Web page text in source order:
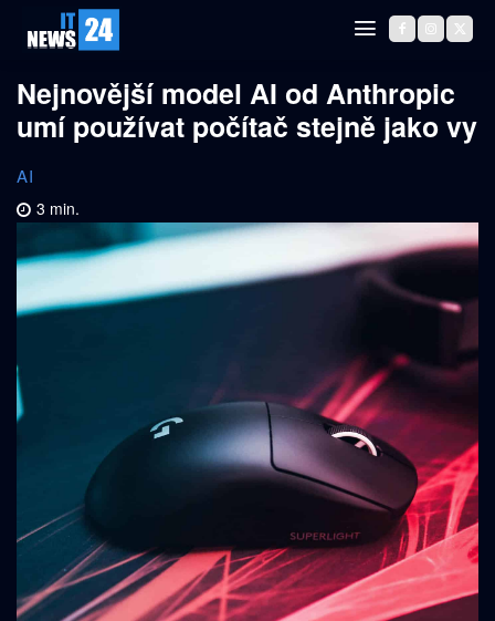
Nejnovější model AI od Anthropic
umí používat počítač stejně jako vy
AI
3 min.